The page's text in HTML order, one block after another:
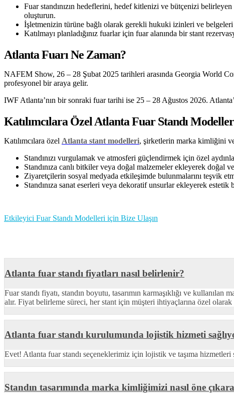
Fuar standınızın hedeflerini, hedef kitlenizi ve bütçenizi belirleyen
oluşturun.
İşletmenizin türüne bağlı olarak gerekli hukuki izinleri ve
Katılmayı planladığınız fuarlar için fuar alanında bir stant
Atlanta Fuarı Ne Zaman?
NAFEM Show, 26 – 28 Şubat 2025 tarihleri arasında Georgia World
profesyonel bir araya gelir.
IWF Atlanta’nın bir sonraki fuar tarihi ise 25 – 28 Ağustos 2026.
Katılımcılara Özel Atlanta Fuar Standı
Katılımcılara özel Atlanta stant modelleri, şirketlerin marka kimliğini
Standınızı vurgulamak ve atmosferi güçlendirmek için özel
Standınıza canlı bitkiler veya doğal malzemeler ekleyerek doğal
Ziyaretçilerin sosyal medyada etkileşimde bulunmalarını teşvik
Standınıza sanat eserleri veya dekoratif unsurlar ekleyerek
Etkileyici Fuar Standı Modelleri için Bize Ulaşın
Atlanta fuar standı fiyatları nasıl belirlenir?
Fuar standı fiyatı, standın boyutu, tasarımın karmaşıklığı ve
alır. Fiyat belirleme süreci, her stant için müşteri ihtiyaçlarına özel
Atlanta fuar standı kurulumunda lojistik hizmeti
Evet! Atlanta fuar standı seçeneklerimiz için lojistik ve taşıma hizmetleri
Standın tasarımında marka kimliğimizi nasıl öne